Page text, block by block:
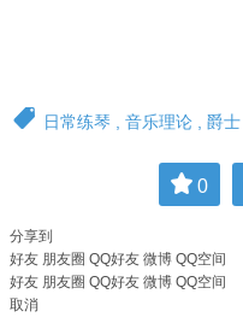
日常练琴 音乐理论 爵士
0
分享到
好友 朋友圈 QQ好友 微博 QQ空间
好友 朋友圈 QQ好友 微博 QQ空间
取消